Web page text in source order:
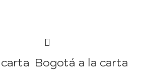
Bogotá a la carta